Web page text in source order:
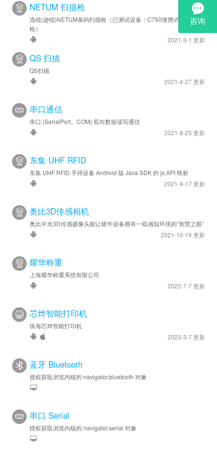
NETUM 扫描枪
迅镭(逊镭)NETUM条码扫描枪（已测试设备：C750便携式条码扫描
枪）
2021-3-1 更新
QS 扫描
QS扫描
2021-4-27 更新
串口通信
串口 (SerialPort、COM) 双向数据读写通信
2021-8-25 更新
东集 UHF RFID
东集 UHF RFID 手持设备 Android 版 Java SDK 的 js API 映射
2021-9-17 更新
奥比3D传感相机
奥比中光3D传感摄像头能让硬件设备拥有一双感知环境的“智慧之眼”
2021-10-19 更新
耀华称重
上海耀华称重系统有限公司
2022-7-7 更新
芯烨智能打印机
珠海芯烨智能打印机
2023-3-7 更新
蓝牙 Bluetooth
授权获取浏览内核的 navigator.bluetooth 对象
串口 Serial
授权获取浏览内核的 navigator.serial 对象